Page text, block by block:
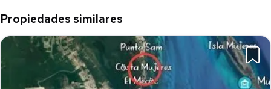
Propiedades similares